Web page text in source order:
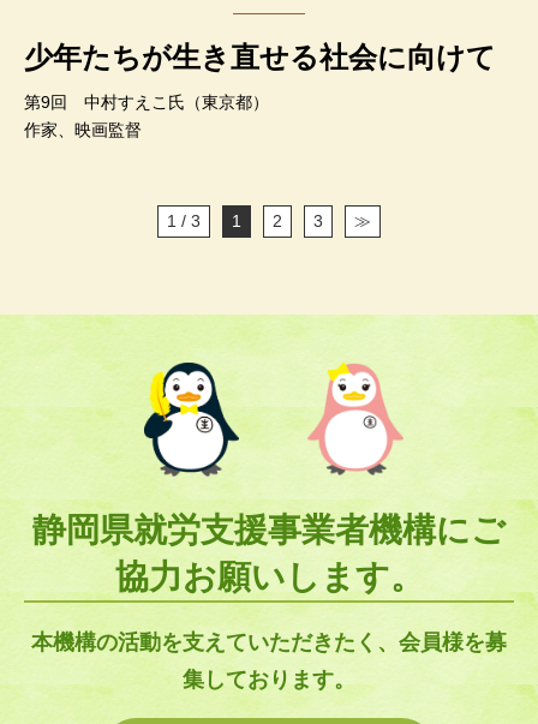
少年たちが生き直せる社会に向けて
第9回 中村すえこ氏（東京都）
作家、映画監督
1 / 3 1 2 3 ≫
静岡県就労支援事業者機構にご
協力お願いします。
本機構の活動を支えていただきたく、会員様を募
集しております。